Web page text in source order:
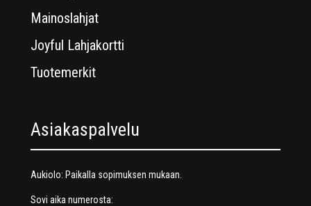
Mainoslahjat
Joyful Lahjakortti
Tuotemerkit
Asiakaspalvelu
Aukiolo: Paikalla sopimuksen mukaan.
Sovi aika numerosta: